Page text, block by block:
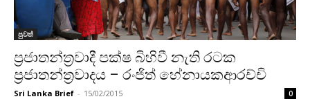
පුවත්
ප්‍රජාතන්ත්‍රවාදී පක්ෂ බිහිවී නැති රටක
ප්‍රජාතන්ත්‍රවාදය – රංජිත් හේනායකආරච්චි
Sri Lanka Brief - 15/02/2015 0